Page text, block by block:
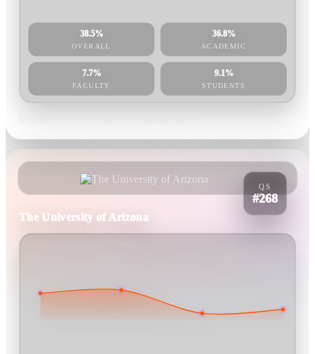
38.5%
OVERALL
36.8%
ACADEMIC
7.7%
FACULTY
9.1%
STUDENTS
QS
#268
The University of Arizona